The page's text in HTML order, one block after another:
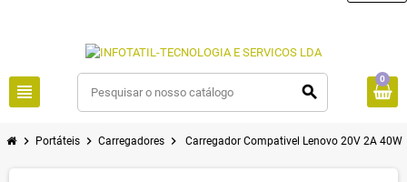
view_headline search
0
chevron_right Portáteis chevron_right Carregadores chevron_right Carregador Compativel Lenovo 20V 2A 40W